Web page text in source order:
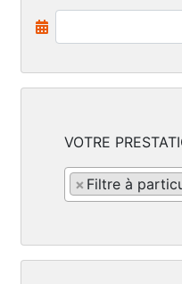
VOTRE
× Filtre à